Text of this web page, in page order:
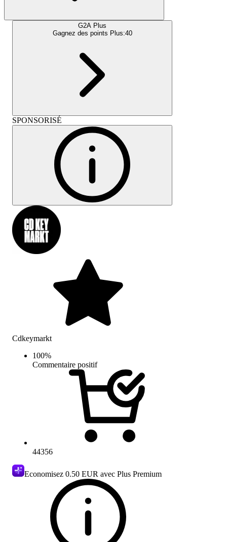
G2A Plus
Gagnez des points Plus:40
SPONSORISÉ
Cdkeymarkt
100%
Commentaire positif
44356
Economisez 0.50 EUR avec Plus Premium